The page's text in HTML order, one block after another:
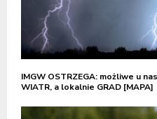
IMGW OSTRZEGA: możliwe u
WIATR, a lokalnie GRAD [MAPA]